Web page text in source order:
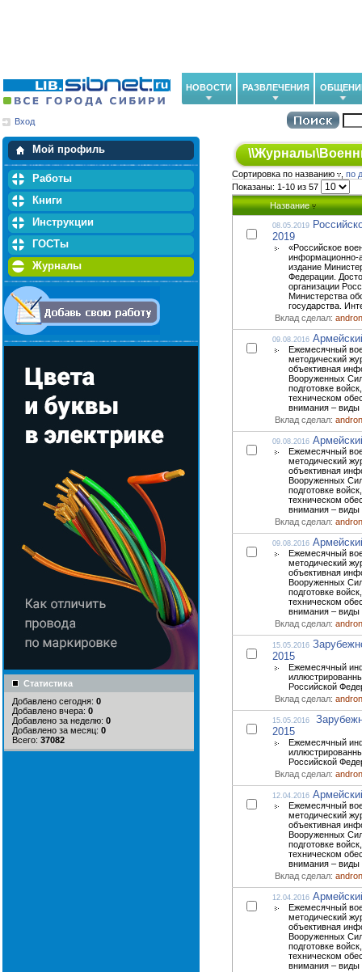
НОВОСТИ РАЗВЛЕЧЕНИЯ
Вход
Мой профиль
Мои закладки
Работы
Книги
Инструкции
ГОСТы
Журналы
Статистика
Добавлено сегодня: 0
Добавлено вчера: 0
Добавлено за неделю: 0
Добавлено за месяц: 0
Всего: 37082
\\Журналы\
Сортировка по названию
по
Показаны: 1-10 из 57
Название
08.05.2019
2019
«Российское
информационно-
издание
Федерации.
организации
Министерства
государства.
Вклад сделал:
09.08.2016
Ежемесячный
методический
объективная
Вооруженных
подготовке
техническом
внимания –
Вклад сделал:
09.08.2016
Ежемесячный
методический
объективная
Вооруженных
подготовке
техническом
внимания –
Вклад сделал:
09.08.2016
Ежемесячный
методический
объективная
Вооруженных
подготовке
техническом
внимания –
Вклад сделал:
15.05.2016
2015
Ежемесячный
Российской
Вклад сделал:
15.05.2016
2015
Ежемесячный
Российской
Вклад сделал:
12.04.2016
Ежемесячный
методический
объективная
Вооруженных
подготовке
техническом
внимания –
Вклад сделал:
12.04.2016
Ежемесячный
методический
объективная
Вооруженных
подготовке
техническом
внимания –